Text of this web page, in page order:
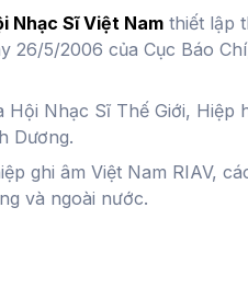
Nhạc Sĩ Việt Nam thiết lập
26/5/2006 của Cục Báo
Hội Nhạc Sĩ Thế Giới, Hiệp
Dương.
ghi âm Việt Nam RIAV,
và ngoài nước.